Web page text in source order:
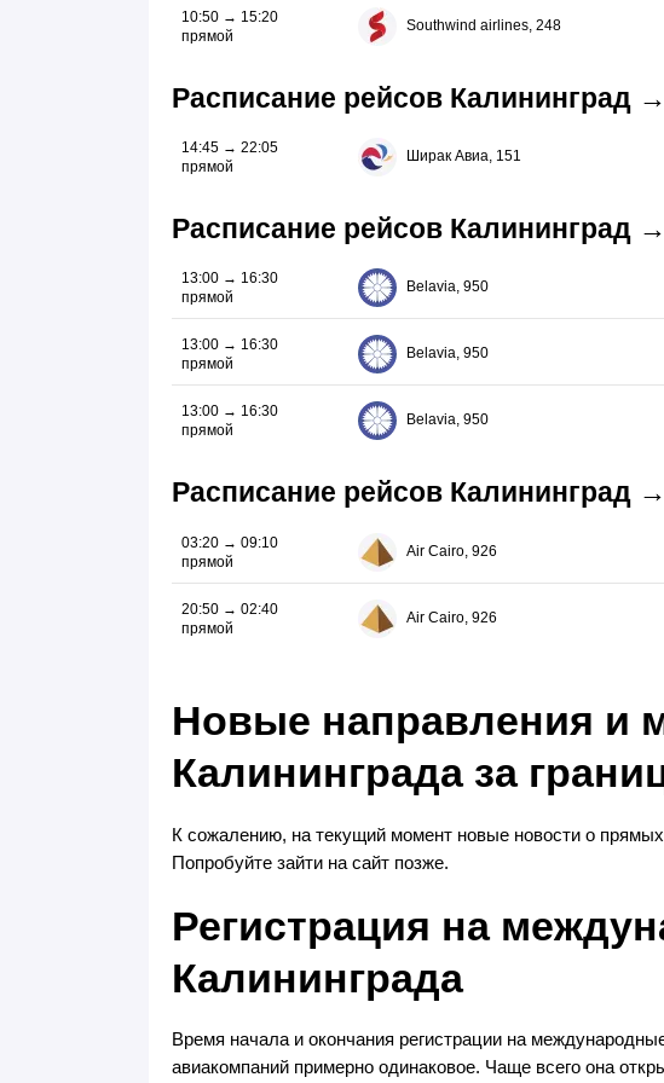
10:50 → 15:20
прямой
Southwind airlines, 248
Расписание рейсов Калининград
14:45 → 22:05
прямой
Ширак Авиа, 151
Расписание рейсов Калининград
13:00 → 16:30
прямой
Belavia, 950
13:00 → 16:30
прямой
Belavia, 950
13:00 → 16:30
прямой
Belavia, 950
Расписание рейсов
03:20 → 09:10
прямой
Air Cairo, 926
20:50 → 02:40
прямой
Air Cairo, 926
Новые направления и
Калининграда за
К сожалению, на текущий момент новые новости о прямых
Попробуйте зайти на сайт позже.
Регистрация на
Калининграда
Время начала и окончания регистрации на
авиакомпаний примерно одинаковое. Чаще всего она